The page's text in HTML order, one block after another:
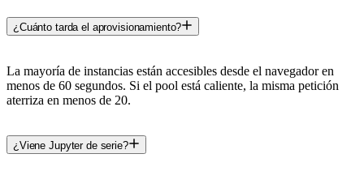
¿Cuánto tarda el aprovisionamiento?
La mayoría de instancias están accesibles desde el navegador en
menos de 60 segundos. Si el pool está caliente, la misma petición
aterriza en menos de 20.
¿Viene Jupyter de serie?